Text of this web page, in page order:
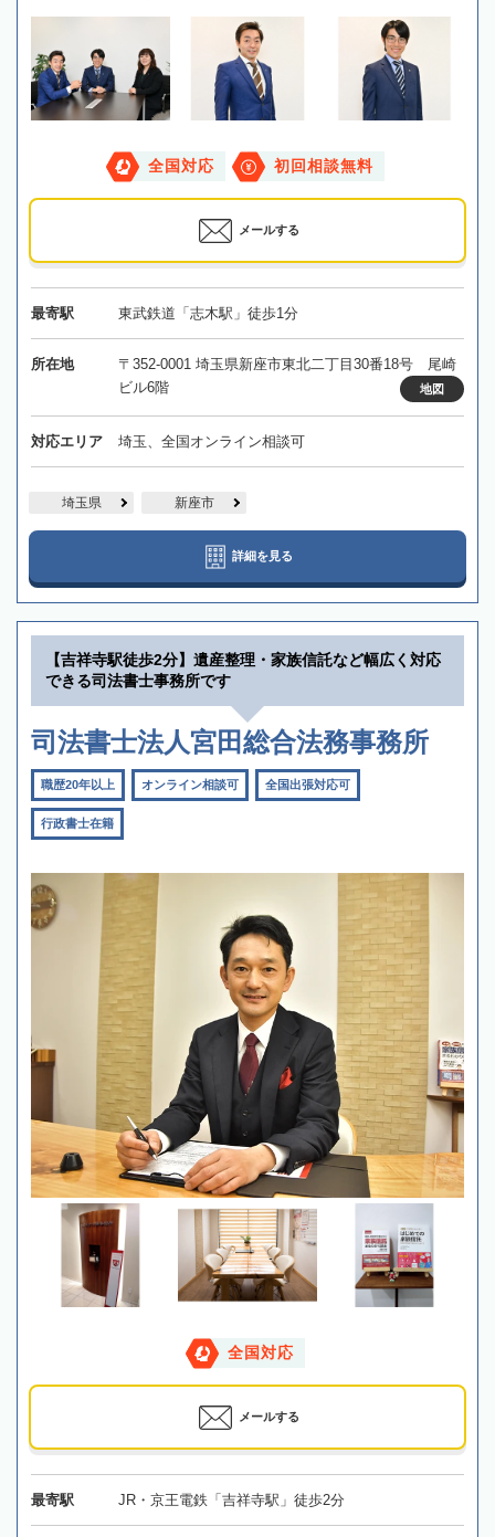
全国対応 初回相談無料
メールする
最寄駅 東武鉄道「志木駅」徒歩1分
所在地
〒352-0001 埼玉県新座市東北二丁目30番18号 尾崎
ビル6階
地図
対応エリア 埼玉、全国オンライン相談可
埼玉県 新座市
詳細を見る
【吉祥寺駅徒歩2分】遺産整理・家族信託など幅広く対応
できる司法書士事務所です
司法書士法人宮田総合法務事務所
職歴20年以上 オンライン相談可 全国出張対応可
行政書士在籍
全国対応
メールする
最寄駅 JR・京王電鉄「吉祥寺駅」徒歩2分